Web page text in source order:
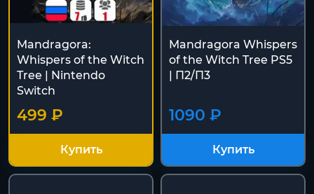
Mandragora:
Whispers of the Witch
Tree | Nintendo
Switch
499 ₽
Купить
Mandragora Whispers
of the Witch Tree PS5
| П2/П3
1090 ₽
Купить